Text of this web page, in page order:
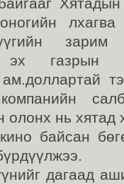
лхагва
газрын
олонх нь хятад
байсан
дагаад